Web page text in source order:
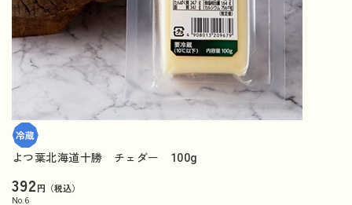
よつ葉北海道十勝 チェダー 100g
392円（税込）
No. 6